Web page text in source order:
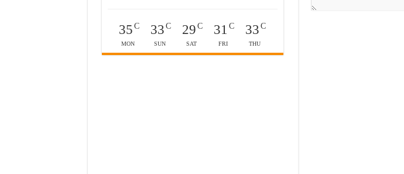
33C
THU
31 C
FRI
29C
SAT
33C
SUN
35C
MON